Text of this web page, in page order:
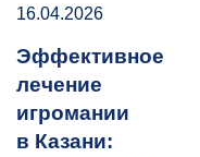
16.04.2026
Эффективное
лечение
игромании
в Казани: